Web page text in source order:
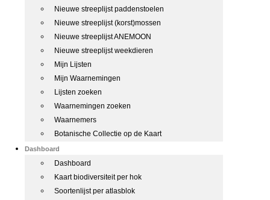
Nieuwe streeplijst paddenstoelen
Nieuwe streeplijst (korst)mossen
Nieuwe streeplijst ANEMOON
Nieuwe streeplijst weekdieren
Mijn Lijsten
Mijn Waarnemingen
Lijsten zoeken
Waarnemingen zoeken
Waarnemers
Botanische Collectie op de Kaart
Dashboard
Dashboard
Kaart biodiversiteit per hok
Soortenlijst per atlasblok